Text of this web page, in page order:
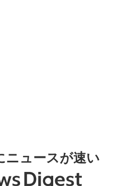
ニュースが速い